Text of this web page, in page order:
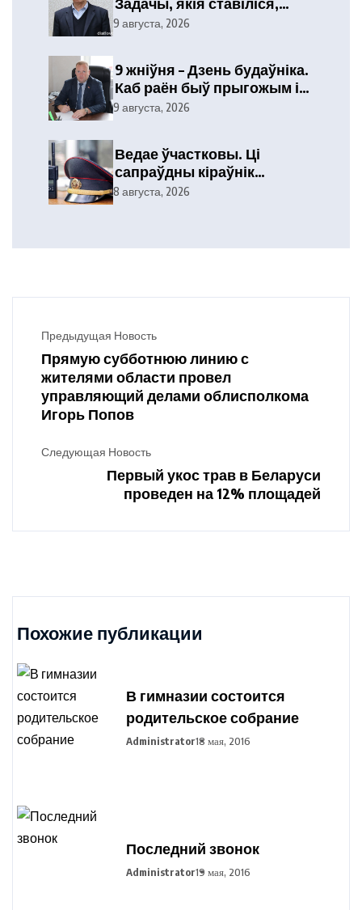
выкананы
9 августа, 2026
9 жніўня – Дзень будаўніка.
Каб раён быў прыгожым і
ўтульным
9 августа, 2026
Ведае ўчастковы. Ці
сапраўдны кіраўнік
тэлефануе?
8 августа, 2026
Предыдущая Новость
Прямую субботнюю линию с
жителями области провел
управляющий делами облисполкома
Игорь Попов
Следующая Новость
Первый укос трав в Беларуси
проведен на 12% площадей
Похожие публикации
В гимназии состоится
родительское собрание
Administrator18 мая, 2016
Последний звонок
Administrator19 мая, 2016